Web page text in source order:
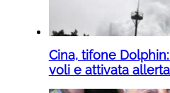
Cina, tifone
voli e attivata